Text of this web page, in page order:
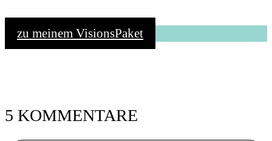
zu meinem VisionsPaket
5 KOMMENTARE